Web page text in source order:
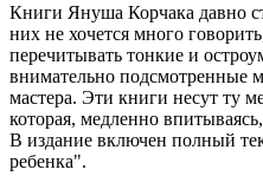
Книги Януша Корчака давно
них не хочется много
перечитывать тонкие и
внимательно подсмотренные
мастера. Эти книги несут ту
которая, медленно
В издание включен полный
ребенка".